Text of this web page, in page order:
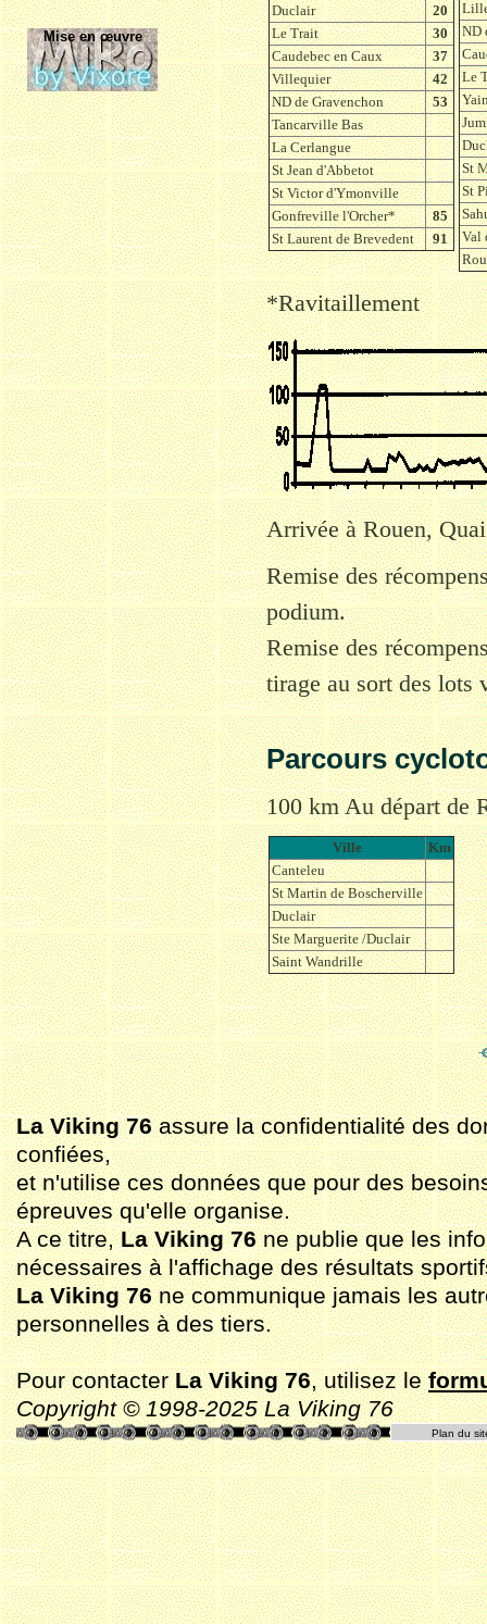
Mise en œuvre
Duclair
20
Le Trait
30
Caudebec en Caux
37
Villequier
42
ND de Gravenchon
53
Tancarville Bas
La Cerlangue
St Jean d'Abbetot
St Victor d'Ymonville
Gonfreville l'Orcher*
85
St Laurent de Brevedent
91
ND
Le
St
St
Val
*Ravitaillement
Arrivée à Rouen,
Remise des
podium.
Remise des
tirage au sort des lots
Parcours
100 km Au départ de
Ville
Km
Canteleu
St Martin de Boscherville
Duclair
Ste Marguerite /Duclair
Saint Wandrille
La Viking 76assure la confidentialité des
confiées,
et n'utilise ces données que pour des
épreuves qu'elle organise.
A ce titre,La Viking 76ne publie que les
nécessaires à l'affichage des résultats
La Viking 76ne communique jamais les
personnelles à des tiers.
Pour contacterLa Viking 76, utilisez le
Copyright © 1998-2025 La Viking 76
Plan du